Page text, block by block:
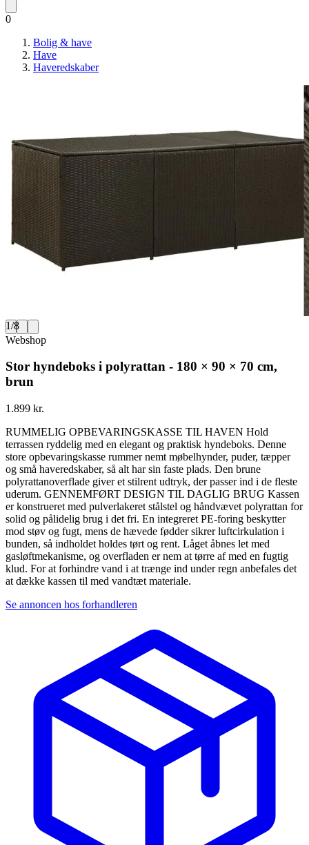
0
Bolig & have
Have
Haveredskaber
1/8
Webshop
Stor hyndeboks i polyrattan - 180 × 90 × 70 cm,
brun
1.899 kr.
RUMMELIG OPBEVARINGSKASSE TIL HAVEN Hold
terrassen ryddelig med en elegant og praktisk hyndeboks. Denne
store opbevaringskasse rummer nemt møbelhynder, puder, tæpper
og små haveredskaber, så alt har sin faste plads. Den brune
polyrattanoverflade giver et stilrent udtryk, der passer ind i de fleste
uderum. GENNEMFØRT DESIGN TIL DAGLIG BRUG Kassen
er konstrueret med pulverlakeret stålstel og håndvævet polyrattan for
solid og pålidelig brug i det fri. En integreret PE-foring beskytter
mod støv og fugt, mens de hævede fødder sikrer luftcirkulation i
bunden, så indholdet holdes tørt og rent. Låget åbnes let med
gasløftmekanisme, og overfladen er nem at tørre af med en fugtig
klud. For at forhindre vand i at trænge ind under regn anbefales det
at dække kassen til med vandtæt materiale.
Se annoncen hos forhandleren